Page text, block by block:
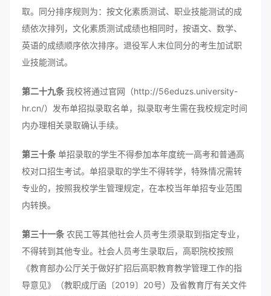
取。同分排序规则为：按文化素质测试、职业技能测试的成
绩依次排列，文化素质测试成绩也相同时，按语文、数学、
英语的成绩顺序依次排序。退役军人末位同分的考生加试职
业技能测试。
第二十九条我校将通过官网（http://56eduzs.university-
hr.cn/）发布单招拟录取名单，拟录取考生需在我校规定时间
内办理相关录取确认手续。
第三十条 单招录取的学生不得参加本年度统一高考和普通高
校对口招生考试。单招录取的学生不得转学，特殊情况需转
专业的，按照我校学生管理规定，在本校当年单招专业范围
内转换。
第三十一条 农民工等其他社会人员考生须录取到指定专业，
不得转到其他专业。社会人员考生录取后，高职院校按照
《教育部办公厅关于做好扩招后高职教育教学管理工作的指
导意见》（教职成厅函〔2019〕20号）及省教育厅有关文件